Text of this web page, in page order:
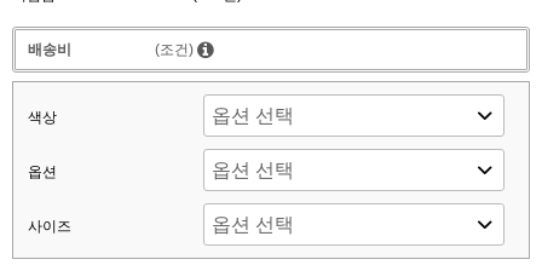
배송비 (조건)
색상
옵션
사이즈